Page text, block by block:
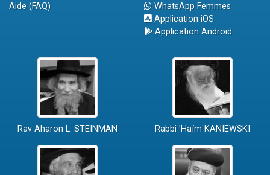
Aide (FAQ)
WhatsApp Femmes
Application iOS
Application Android
Rav Aharon L. STEINMAN Rabbi 'Haïm KANIEWSKI